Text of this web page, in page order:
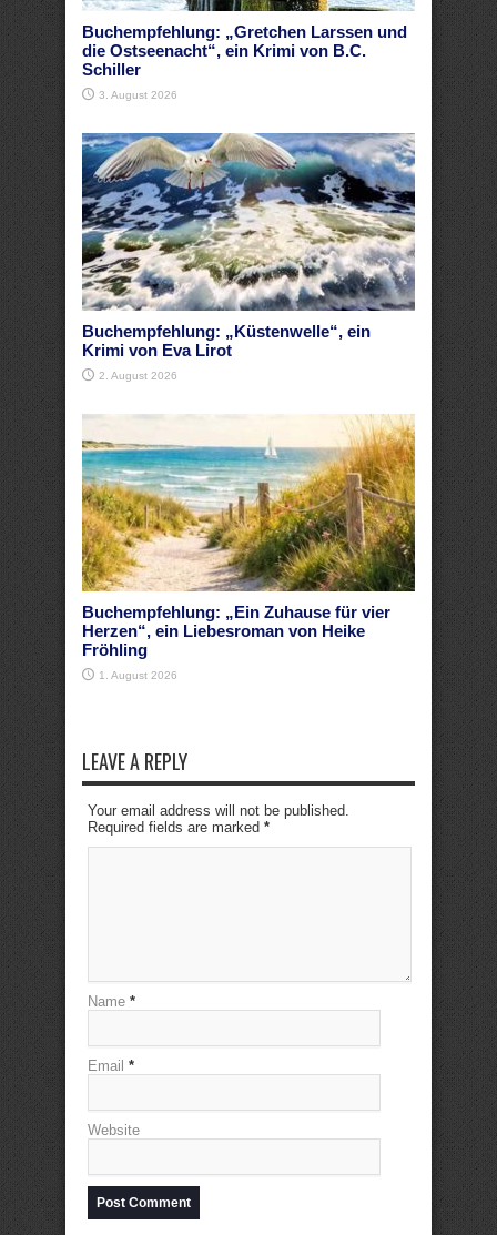
Buchempfehlung: „Gretchen Larssen und
die Ostseenacht“, ein Krimi von B.C.
Schiller
3. August 2026
Buchempfehlung: „Küstenwelle“, ein
Krimi von Eva Lirot
2. August 2026
Buchempfehlung: „Ein Zuhause für vier
Herzen“, ein Liebesroman von Heike
Fröhling
1. August 2026
LEAVE A REPLY
Your email address will not be published.
Required fields are marked *
Name *
Email *
Website